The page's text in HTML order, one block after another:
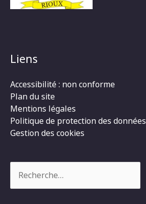
Liens
Accessibilité : non conforme
Plan du site
Mentions légales
Politique de protection des données
Gestion des cookies